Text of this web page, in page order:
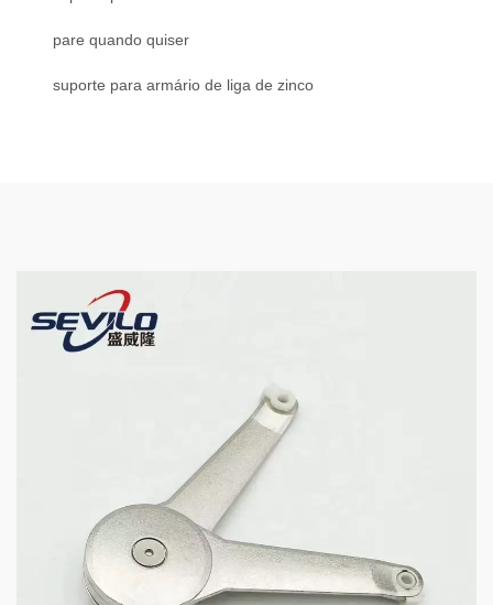
pare quando quiser
suporte para armário de liga de zinco